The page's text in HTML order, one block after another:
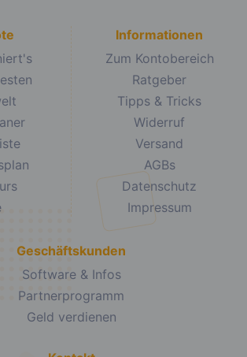
Informationen
Zum Kontobereich
Ratgeber
Tipps & Tricks
Widerruf
Versand
AGBs
Datenschutz
Impressum
Geschäftskunden
Software & Infos
Partnerprogramm
Geld verdienen